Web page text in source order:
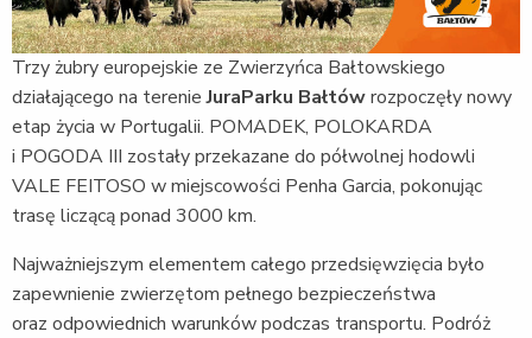
Trzy żubry europejskie ze Zwierzyńca Bałtowskiego
działającego na terenieJuraParku Bałtówrozpoczęły nowy
etap życia w Portugalii. POMADEK, POLOKARDA
i POGODA III zostały przekazane do półwolnej hodowli
VALE FEITOSO w miejscowości Penha Garcia, pokonując
trasę liczącą ponad 3000 km.
Najważniejszym elementem całego przedsięwzięcia było
zapewnienie zwierzętom pełnego bezpieczeństwa
oraz odpowiednich warunków podczas transportu. Podróż